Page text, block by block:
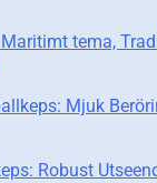
tema,
Mjuk
Robust